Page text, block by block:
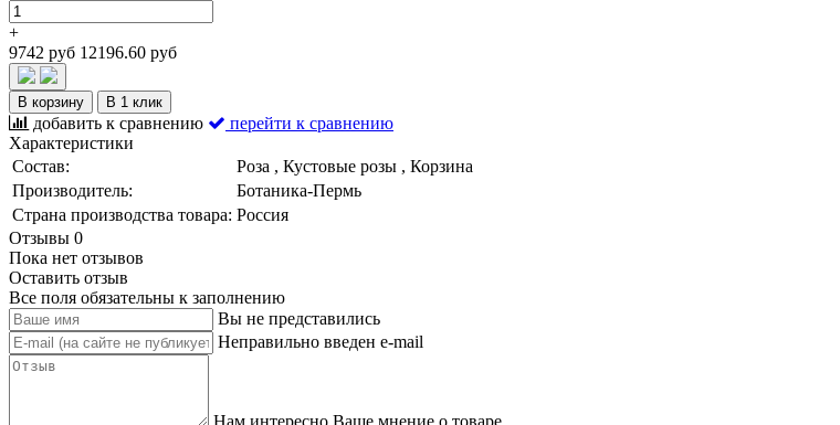
+
9742 руб 12196.60 руб
В корзину В 1 клик
добавить к сравнению
перейти к сравнению
Характеристики
Состав:
Роза , Кустовые розы , Корзина
Производитель:
Ботаника-Пермь
Страна производства товара: Россия
Отзывы 0
Пока нет отзывов
Оставить отзыв
Все поля обязательны к заполнению
Вы не представились
Неправильно введен e-mail
Нам интересно Ваше мнение о товаре